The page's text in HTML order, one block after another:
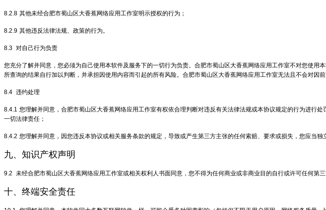
8.2.8 其他未经合肥市蜀山区大香蕉网络应用工作室明示授权的行为；
8.2.9 其他违反法律法规、政策的行为。
8.3 对自己行为负责
您充分了解并同意，您必须为自己使用本软件及服务下的一切行为负责。合肥市蜀山区大香蕉网络应用工作室不对您使
所查询的结果自行加以判断，并承担因使用内容而引起的所有风险。合肥市蜀山区大香蕉网络应用工作室无法且不会对因
8.4 违约处理
8.4.1 您理解并同意，合肥市蜀山区大香蕉网络应用工作室有权依合理判断对违反有关法律法规或本协议规定的行为进行
一切法律责任；
8.4.2 您理解并同意，因您违反本协议或相关服务条款的规定，导致或产生第三方主张的任何索赔、要求或损失，您应当
九、知识产权声明
9.2 未经合肥市蜀山区大香蕉网络应用工作室或相关权利人书面同意，您不得为任何商业或非商业目的自行或许可任何第
十、终端安全责任